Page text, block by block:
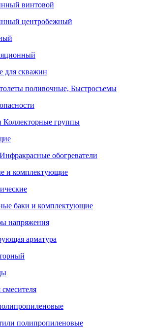
винтовой
центробежный
для скважин
поливочные, Быстросъемы
Коллекторные группы
обогреватели
и комплектующие
баки и комплектующие
напряжения
арматура
полипропиленовые